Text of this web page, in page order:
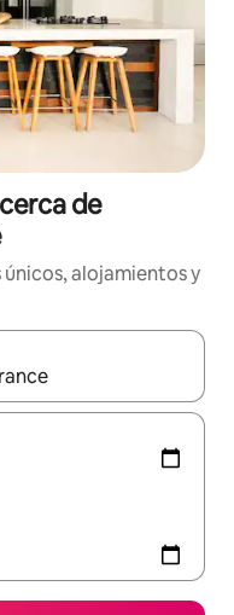
de
alojamientos y
navega con las